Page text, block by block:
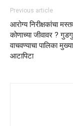
Previous article
आरोग्य निरीक्षकांचा
कोणाच्या जीवावर ?
वाचवण्याचा पालिका
आटापिटा